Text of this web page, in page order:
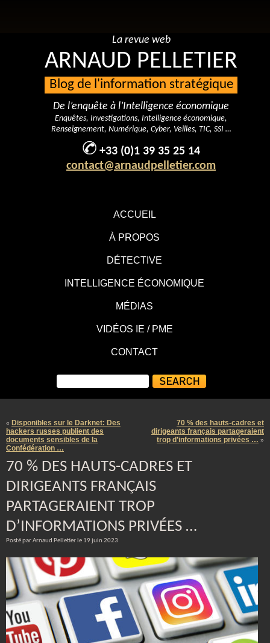
ACCUEIL
À PROPOS
DÉTECTIVE
INTELLIGENCE ÉCONOMIQUE
MÉDIAS
VIDÉOS IE / PME
CONTACT
La revue web
ARNAUD PELLETIER
Blog de l'information stratégique
De l’enquête à l’Intelligence économique
Enquêtes, Investigations, Intelligence économique,
Renseignement, Numérique, Cyber, Veilles, TIC, SSI …
+33 (0)1 39 35 25 14
contact@arnaudpelletier.com
« Disponibles sur le Darknet: Des
hackers russes publient des
documents sensibles de la
Confédération …
70 % des hauts-cadres et
dirigeants français partageraient
trop d’informations privées … »
70 % DES HAUTS-CADRES ET
DIRIGEANTS FRANÇAIS
PARTAGERAIENT TROP
D’INFORMATIONS PRIVÉES …
Posté par Arnaud Pelletier le 19 juin 2023